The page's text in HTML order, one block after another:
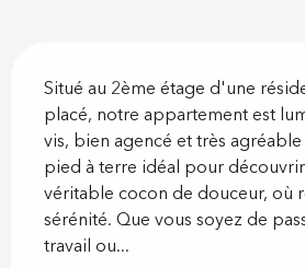
Situé au 2ème étage d'une
placé, notre appartement est
vis, bien agencé et très
pied à terre idéal pour découvrir
véritable cocon de douceur, où
sérénité. Que vous soyez de
travail ou...